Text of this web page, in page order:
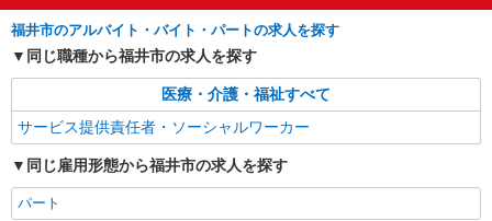
福井市のアルバイト・バイト・パートの求人を探す
同じ職種から福井市の求人を探す
医療・介護・福祉すべて
サービス提供責任者・ソーシャルワーカー
同じ雇用形態から福井市の求人を探す
パート